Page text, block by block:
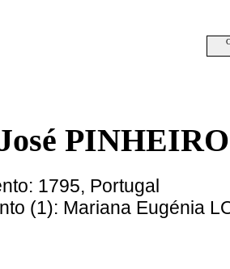
PINHEIRO
1795, Portugal
(1): Mariana Eugénia